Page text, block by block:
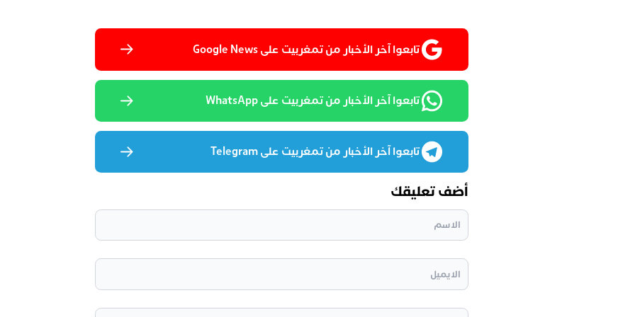
تابعوا آخر الأخبار من تمغربيت على Google News
تابعوا آخر الأخبار من تمغربيت على WhatsApp
تابعوا آخر الأخبار من تمغربيت على Telegram
أضف تعليقك